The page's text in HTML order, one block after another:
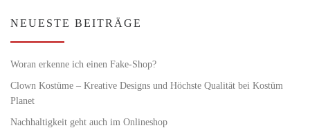
NEUESTE BEITRÄGE
Woran erkenne ich einen Fake-Shop?
Clown Kostüme – Kreative Designs und Höchste Qualität bei Kostüm
Planet
Nachhaltigkeit geht auch im Onlineshop